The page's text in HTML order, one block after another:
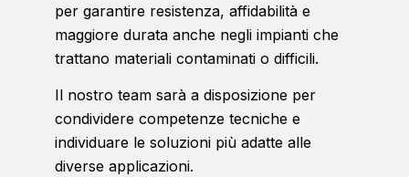
per garantire resistenza, affidabilità e
maggiore durata anche negli impianti che
trattano materiali contaminati o difficili.
Il nostro team sarà a disposizione per
condividere competenze tecniche e
individuare le soluzioni più adatte alle
diverse applicazioni.